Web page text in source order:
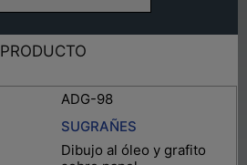
PRODUCTO
ADG-98
SUGRAÑES
Dibujo al óleo y grafito